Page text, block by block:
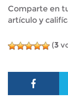
Comparte en
artículo y
(3